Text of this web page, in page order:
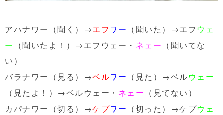
アハナワー（聞く）→エフ ワー （聞いた）→エフ ウェ
ー （聞いたよ！）→エフウェー・ ネェー （聞いてな
い）
バラナワー（見る）→ベルワー （見た）→ベルウェー
（見たよ！）→ベルウェー・ ネェー （見てない）
カパナワー（切る）→ケプワー （切った）→ケプウェ